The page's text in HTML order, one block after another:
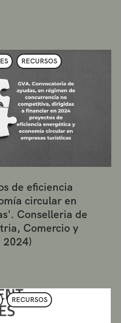
RECURSOS
de eficiencia
circular en
Conselleria de
Comercio y
2024)
RECURSOS